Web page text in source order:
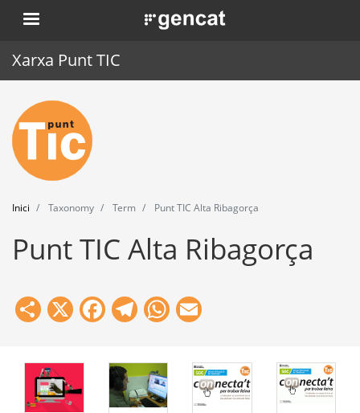
Vés
al
. Obre en una nova finestra.
Xarxa Punt TIC
Inici
Punt TIC
Actualitat
Agenda
Formació
Eines
Inici Taxonomy Term Punt TIC Alta Ribagorça
Punt TIC Alta Ribagorça
Share
X Facebook
Telegram
WhatsApp